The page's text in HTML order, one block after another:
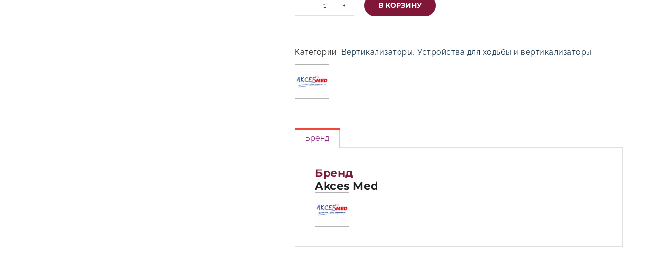
Количество
товара
ИНВЕНТО
В КОРЗИНУ
Категории: Вертикализаторы, Устройства для ходьбы и вертикализаторы
Бренд
Бренд
Akces Med